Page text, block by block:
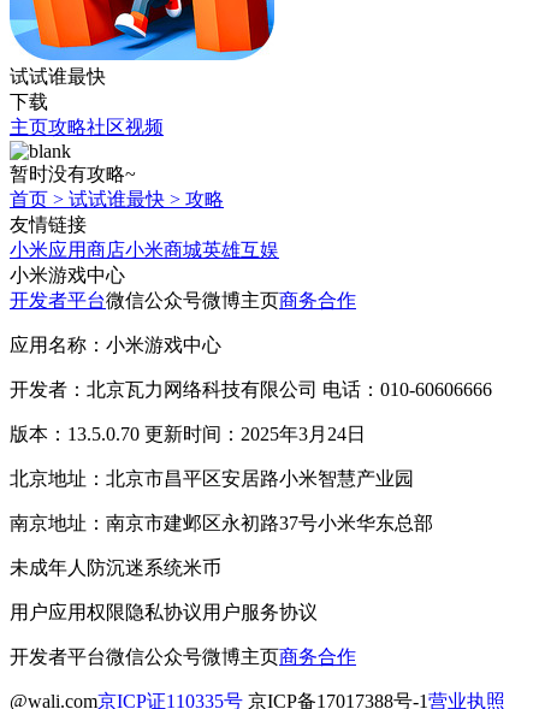
试试谁最快
下载
主页攻略社区视频
暂时没有攻略~
首页 > 试试谁最快 > 攻略
友情链接
小米应用商店小米商城英雄互娱
小米游戏中心
开发者平台微信公众号微博主页商务合作
应用名称：小米游戏中心
开发者：北京瓦力网络科技有限公司 电话：010-60606666
版本：13.5.0.70 更新时间：2025年3月24日
北京地址：北京市昌平区安居路小米智慧产业园
南京地址：南京市建邺区永初路37号小米华东总部
未成年人防沉迷系统米币
用户应用权限隐私协议用户服务协议
开发者平台微信公众号微博主页商务合作
@wali.com京ICP证110335号 京ICP备17017388号-1营业执照